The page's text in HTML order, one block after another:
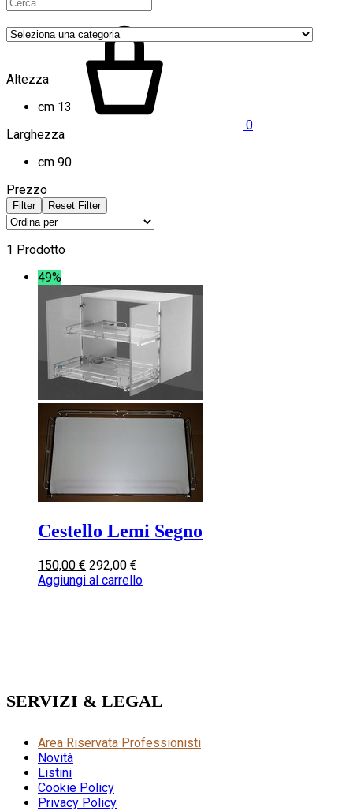
0
Altezza
cm 13
Larghezza
cm 90
Prezzo
Filter Reset Filter
1 Prodotto
49%
Cestello Lemi Segno
150,00 € 292,00€
Aggiungi al carrello
SERVIZI & LEGAL
Area Riservata Professionisti
Novità
Listini
Cookie Policy
Privacy Policy